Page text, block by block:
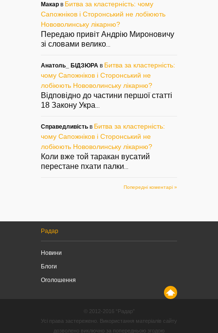
Макар в Битва за кластерність: чому
Сапожніков і Сторонський не лобіюють
Нововолинську лікарню?
Передаю привіт Андрію Мироновичу
зі словами велико
Анатоль_ БІДЗЮРА в Битва за кластерність:
чому Сапожніков і Сторонський не
лобіюють Нововолинську лікарню?
Відповідно до частини першої статті
18 Закону Укра
Справедливість в Битва за кластерність:
чому Сапожніков і Сторонський не
лобіюють Нововолинську лікарню?
Коли вже той таракан вусатий
перестане пхати палки
Попередні коментарі »
Радар
Новини
Блоги
Оголошення
© 2012-2016 “Радар”
Усі права застережено. Використання матеріалів сайту
дозволено виключно за попередньою згодою